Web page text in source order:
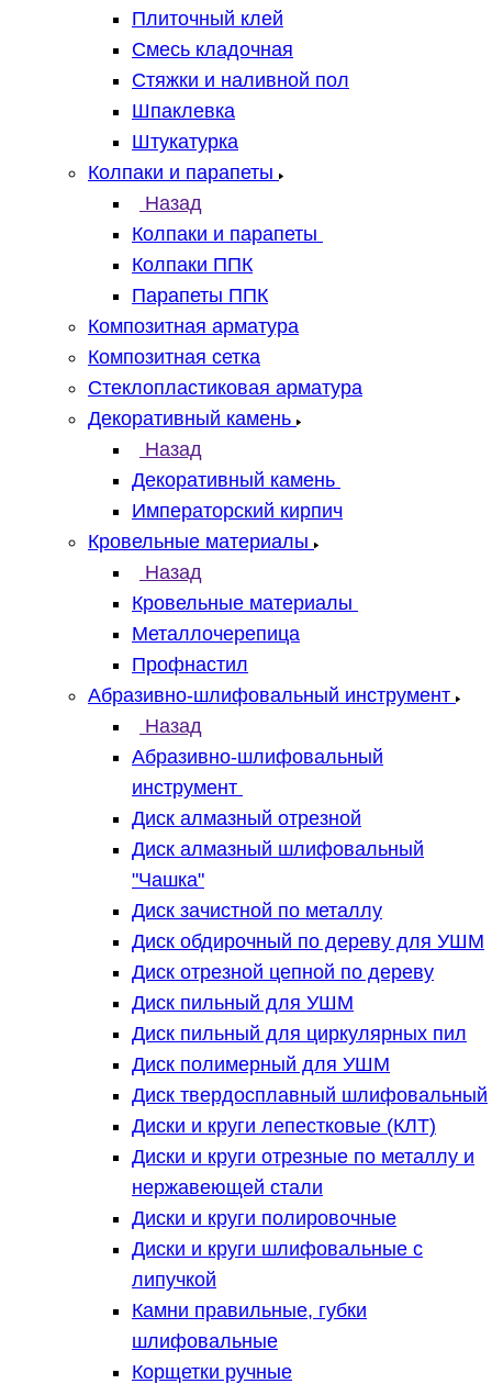
Плиточный клей
Смесь кладочная
Стяжки и наливной пол
Шпаклевка
Штукатурка
Колпаки и парапеты
Назад
Колпаки и парапеты
Колпаки ППК
Парапеты ППК
Композитная арматура
Композитная сетка
Стеклопластиковая арматура
Декоративный камень
Назад
Декоративный камень
Императорский кирпич
Кровельные материалы
Назад
Кровельные материалы
Металлочерепица
Профнастил
Абразивно-шлифовальный инструмент
Назад
Абразивно-шлифовальный
инструмент
Диск алмазный отрезной
Диск алмазный шлифовальный
"Чашка"
Диск зачистной по металлу
Диск обдирочный по дереву для УШМ
Диск отрезной цепной по дереву
Диск пильный для УШМ
Диск пильный для циркулярных пил
Диск полимерный для УШМ
Диск твердосплавный шлифовальный
Диски и круги лепестковые (КЛТ)
Диски и круги отрезные по металлу и
нержавеющей стали
Диски и круги полировочные
Диски и круги шлифовальные с
липучкой
Камни правильные, губки
шлифовальные
Корщетки ручные